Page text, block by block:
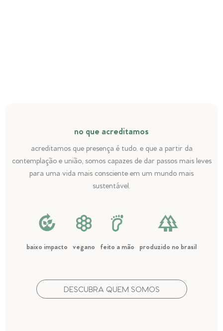
no que acreditamos
acreditamos que presença é tudo. e que a partir da
contemplação e união, somos capazes de dar passos mais leves
para uma vida mais consciente em um mundo mais
sustentável.
baixo impacto vegano feito a mão produzido no brasil
DESCUBRA QUEM SOMOS